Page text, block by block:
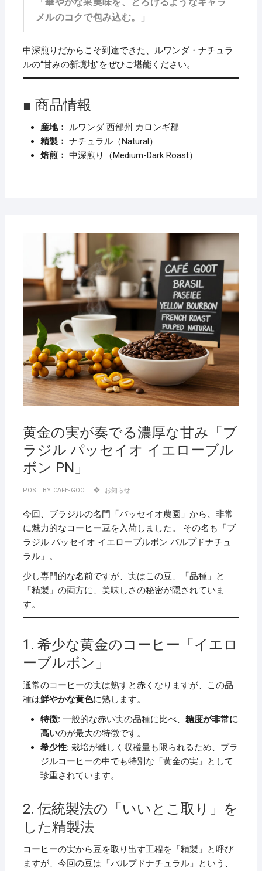
メルのコクで包み込む。」
中深煎りだからこそ到達できた、ルワンダ・ナチュラ
ルの“甘みの新境地”をぜひご堪能ください。
■ 商品情報
産地：
ルワンダ 西部州 カロンギ郡
精製： ナチュラル（Natural）
焙煎： 中深煎り（Medium-Dark Roast）
黄金の実が奏でる濃厚な甘み「ブ
ラジル パッセイオ イエローブル
ボン PN」
POST BY CAFE-GOOT お知らせ
今回、ブラジルの名門「パッセイオ農園」から、非常
に魅力的なコーヒー豆を入荷しました。 その名も「ブ
ラジル パッセイオ イエローブルボン パルプドナチュ
ラル」。
少し専門的な名前ですが、実はこの豆、「品種」と
「精製」の両方に、美味しさの秘密が隠されていま
す。
1. 希少な黄金のコーヒー「イエロ
ーブルボン」
通常のコーヒーの実は熟すと赤くなりますが、この品
種は鮮やかな黄色に熟します。
特徴: 一般的な赤い実の品種に比べ、 糖度が非常に
高いのが最大の特徴です。
希少性: 栽培が難しく収穫量も限られるため、ブラ
ジルコーヒーの中でも特別な「黄金の実」として
珍重されています。
2. 伝統製法の「いいとこ取り」を
した精製法
コーヒーの実から豆を取り出す工程を「精製」と呼び
ますが、今回の豆は「パルプドナチュラル」という、